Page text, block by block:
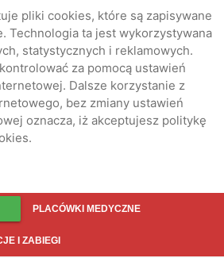
pliki cookies, które są zapisywane
Technologia ta jest wykorzystywana
statystycznych i reklamowych.
za pomocą ustawień
Dalsze korzystanie z
bez zmiany ustawień
oznacza, iż akceptujesz politykę
PLACÓWKI MEDYCZNE
I ZABIEGI